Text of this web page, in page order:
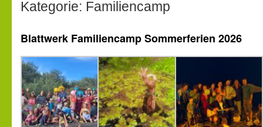
Kategorie: Familiencamp
Blattwerk Familiencamp Sommerferien 2026